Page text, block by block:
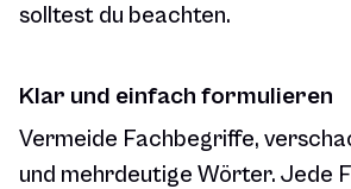
solltest du beachten.
Klar und einfach formulieren
Vermeide Fachbegriffe,
und mehrdeutige Wörter. Jede